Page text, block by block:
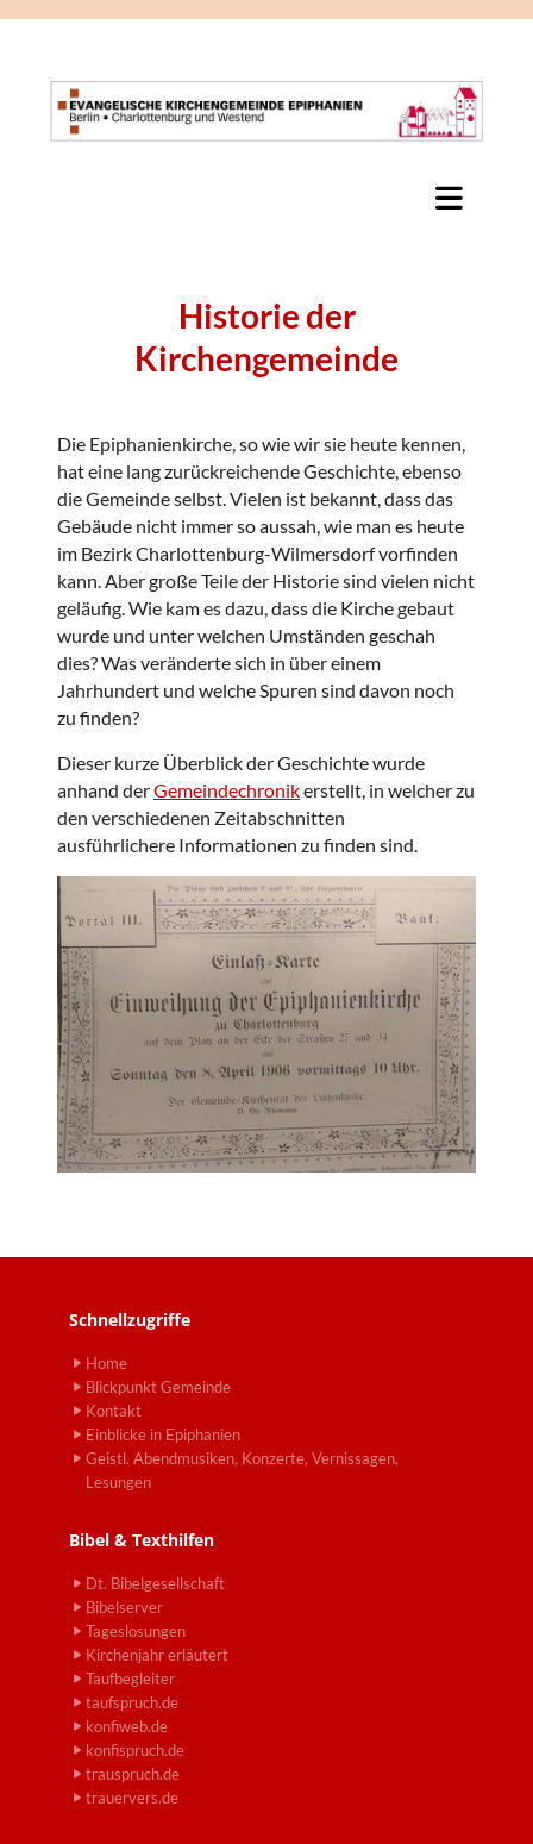
Historie der
Kirchengemeinde
Die Epiphanienkirche, so wie wir sie heute kennen,
hat eine lang zurückreichende Geschichte, ebenso
die Gemeinde selbst. Vielen ist bekannt, dass das
Gebäude nicht immer so aussah, wie man es heute
im Bezirk Charlottenburg-Wilmersdorf vorfinden
kann. Aber große Teile der Historie sind vielen nicht
geläufig. Wie kam es dazu, dass die Kirche gebaut
wurde und unter welchen Umständen geschah
dies? Was veränderte sich in über einem
Jahrhundert und welche Spuren sind davon noch
zu finden?
Dieser kurze Überblick der Geschichte wurde
anhand derGemeindechronikerstellt, in welcher zu
den verschiedenen Zeitabschnitten
ausführlichere Informationen zu finden sind.
Schnellzugriffe
Home
Blickpunkt Gemeinde
Kontakt
Einblicke in Epiphanien
Geistl. Abendmusiken, Konzerte, Vernissagen,
Lesungen
Bibel & Texthilfen
Dt. Bibelgesellschaft
Bibelserver
Tageslosungen
Kirchenjahr erläutert
Taufbegleiter
taufspruch.de
konfiweb.de
konfispruch.de
trauspruch.de
trauervers.de